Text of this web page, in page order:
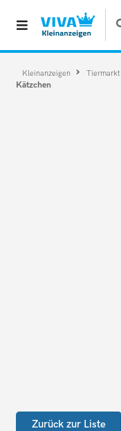
Kleinanzeigen Tiermarkt
Kätzchen
Zurück zur Liste